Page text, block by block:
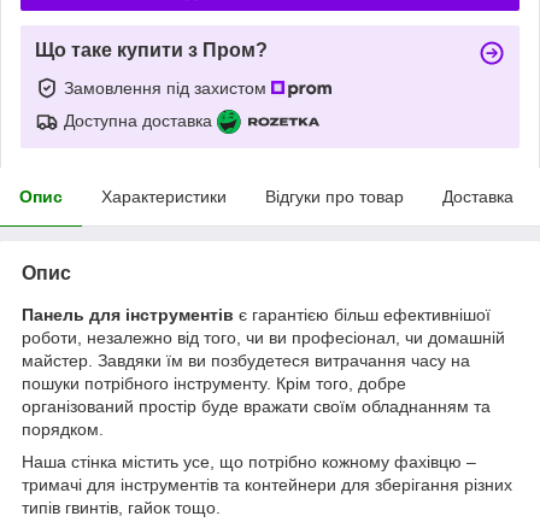
Що таке купити з Пром?
Замовлення під захистом
Доступна доставка
Опис Характеристики Відгуки про товар Доставка
Опис
Панель для інструментів є гарантією більш ефективнішої
роботи, незалежно від того, чи ви професіонал, чи домашній
майстер. Завдяки їм ви позбудетеся витрачання часу на
пошуки потрібного інструменту. Крім того, добре
організований простір буде вражати своїм обладнанням та
порядком.
Наша стінка містить усе, що потрібно кожному фахівцю –
тримачі для інструментів та контейнери для зберігання різних
типів гвинтів, гайок тощо.